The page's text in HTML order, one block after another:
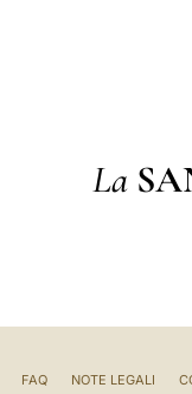
La
FAQ NOTE LEGALI